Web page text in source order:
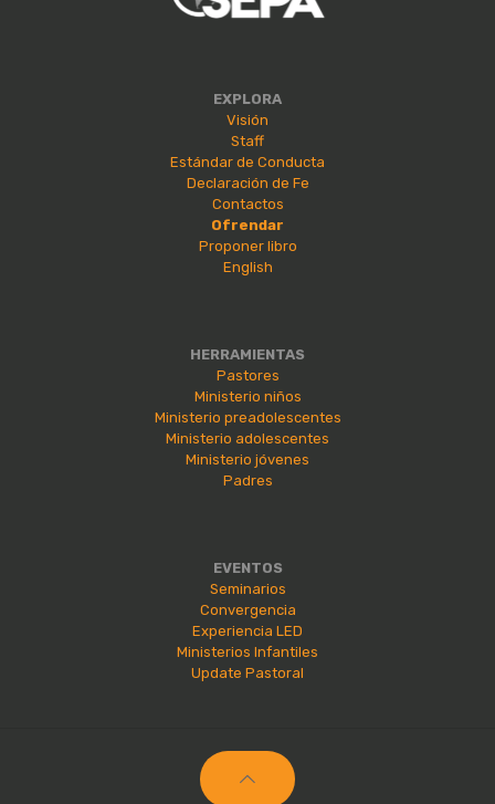
EXPLORA
Visión
Staff
Estándar de Conducta
Declaración de Fe
Contactos
Ofrendar
Proponer libro
English
HERRAMIENTAS
Pastores
Ministerio niños
Ministerio preadolescentes
Ministerio adolescentes
Ministerio jóvenes
Padres
EVENTOS
Seminarios
Convergencia
Experiencia LED
Ministerios Infantiles
Update Pastoral